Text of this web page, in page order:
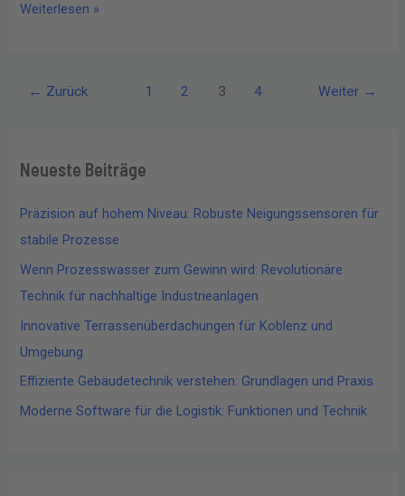
Weiterlesen »
← Zurück 1 2 3 4 Weiter →
Neueste Beiträge
Präzision auf hohem Niveau: Robuste Neigungssensoren für
stabile Prozesse
Wenn Prozesswasser zum Gewinn wird: Revolutionäre
Technik für nachhaltige Industrieanlagen
Innovative Terrassenüberdachungen für Koblenz und
Umgebung
Effiziente Gebäudetechnik verstehen: Grundlagen und Praxis
Moderne Software für die Logistik: Funktionen und Technik